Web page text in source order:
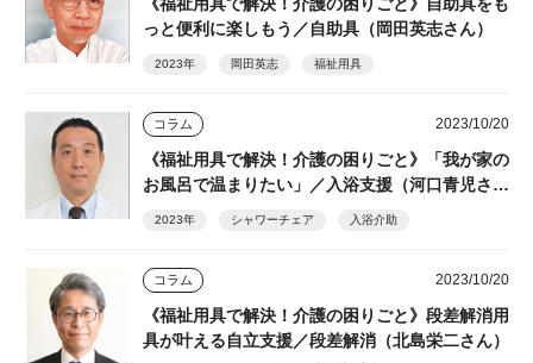
っと便利に楽しもう／自助具（岡田英志さん）
2023年 岡田英志 福祉用具
コラム 2023/10/20
《福祉用具で解決！介護の困りごと》「我が家の
お風呂で温まりたい」／入浴支援（河口青児さ
2023年 シャワーチェア 入浴介助
コラム 2023/10/20
《福祉用具で解決！介護の困りごと》段差解消用
具が叶える自立支援／段差解消（北島栄二さん）